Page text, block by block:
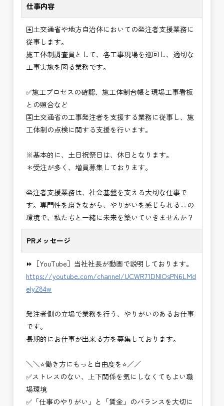
に致します。
⭐＝＝お祝い金100,000円＝＝⭐
※お祝い金の支給条件は、入社より3ヶ月経過され
た方が対象となります。
その他支給条件の詳細については、問い合わせくだ
■勤務地について、ご希望のある方は別途ご相談く
ださい。
国土交通省、地方自治体
■発注者支援業務＜希望する業務をお選びくださ
い。＞
・＜急募＞資料作成業務
・NEXCO（ネクスコ）施工管理
・NEXCO（ネクスコ）点検業務
・電気工事監督支援業務
・積算技術業務
・設計コンサルティング業務（数量算出、図面の
修正など）
・河川巡視支援業務
・道路許認可審査・適正化指導業務
・調査設計資料作成業務
・施工体制調査員
※応募書類等の送付方法につきましては、基本的に
Ｅメールで送付
頂きたいと思います。
仕事内容
国土交通省や地方自治体においての発注者支援業務に
従事します。
施工体制調査員として、各工事現場を巡回し、適切な
工事実施を図る業務です。
✅施工プロセスの確認、施工体制台帳と現場工事看板
との照合など
国土交通省の工事発注者を支援する業務に従事し、施
工体制の点検に関する支援を行います。
※基本的に、土日祝祭日は、休日となります。
＊受注が多く、増員募集しております。
発注者支援業務は、社会基盤を支える大切な仕事で
す。専門性を磨きながら、やりがいを感じられるこの
環境で、私たちと一緒に未来を築いていきませんか？
PRメッセージ
⏩［YouTube］当社社長が動画で説明しております。
https://youtube.com/channel/UCWR71DNlOsPN6LMd
eIyZ84w
発注者側の立場で業務を行う、やりがいのあるお仕事
です。
長期的にお仕事が出来る方を募集しております。
＼＼⭐働き方にもっと自由度を⭐／／
✅ストレスのない、上下関係を気にしなくてもよい職
場環境
✅「仕事のやりがい」と「賃金」のバランスを大切に